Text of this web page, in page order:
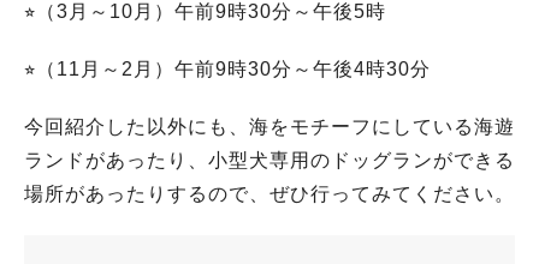
⭐︎（3月～10月）午前9時30分～午後5時
⭐︎（11月～2月）午前9時30分～午後4時30分
今回紹介した以外にも、海をモチーフにしている海遊
ランドがあったり、小型犬専用のドッグランができる
場所があったりするので、ぜひ行ってみてください。